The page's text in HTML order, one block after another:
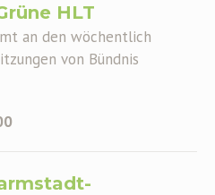
HLT
an den wöchentlich
von Bündnis